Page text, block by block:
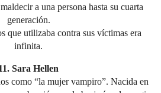
a una persona hasta su cuarta
generación.
que utilizaba contra sus víctimas era
infinita.
Sara Hellen
como “la mujer vampiro”. Nacida en